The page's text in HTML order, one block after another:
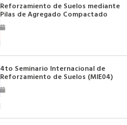
Reforzamiento de Suelos mediante
Pilas de Agregado Compactado
4to Seminario Internacional de
Reforzamiento de Suelos (MIE04)